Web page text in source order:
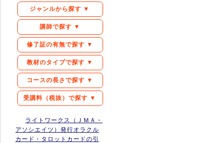
ジャンルから探す ▼
講師で探す ▼
修了証の有無で探す ▼
教材のタイプで探す ▼
コースの長さで探す ▼
受講料（税抜）で探す ▼
ライトワークス（ＪＭＡ・
アソシエイツ）発行オラクル
カード・タロットカードの引